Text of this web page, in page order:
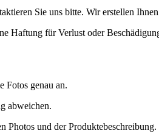
Sie uns bitte. Wir erstellen
für Verlust oder
Fotos genau an.
abweichen.
und der